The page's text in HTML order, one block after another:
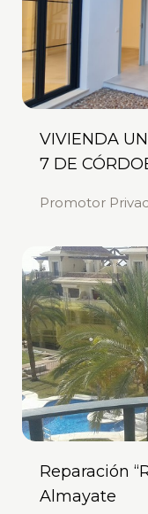
VIVIENDA
7 DE
Promotor
Reparación
Almayate